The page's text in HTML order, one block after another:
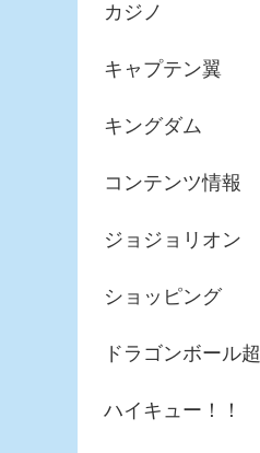
カジノ
キャプテン翼
キングダム
コンテンツ情報
ジョジョリオン
ショッピング
ドラゴンボール超
ハイキュー！！